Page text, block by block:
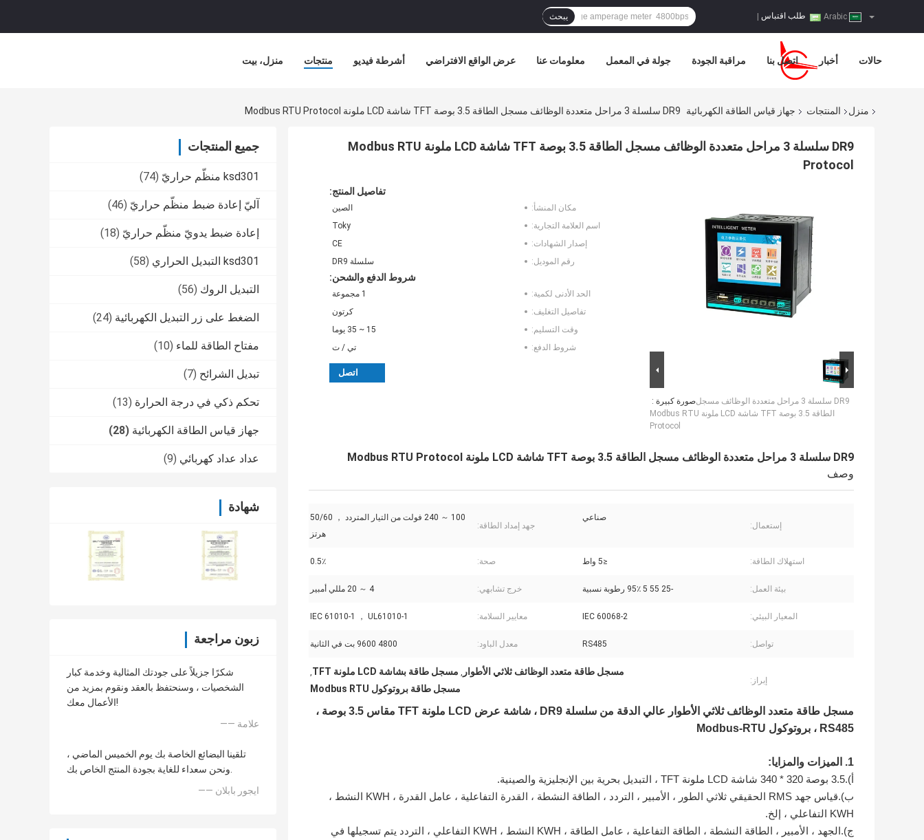
طلب اقتباس يبحث
منزل، بيت منتجات أشرطة فيديو عرض الواقع الافتراضي معلومات عنا جولة في المعمل مراقبة الجودة اتصل بنا أخبار حالات
منزل المنتجات جهاز قياس الطاقة الكهربائية DR9 سلسلة 3 مراحل متعددة الوظائف مسجل الطاقة 3.5 بوصة TFT شاشة LCD ملونة Modbus RTU Protocol
جميع المنتجات
ksd301 منظّم حراريّ (74)
آليّ إعادة ضبط منظّم حراريّ (46)
إعادة ضبط يدويّ منظّم حراريّ (18)
ksd301 التبديل الحراري (58)
التبديل الروك (56)
الضغط على زر التبديل الكهربائية (24)
مفتاح الطاقة للماء (10)
تبديل الشرائح (7)
تحكم ذكي في درجة الحرارة (13)
جهاز قياس الطاقة الكهربائية (28)
عداد عداد كهربائي (9)
شهادة
زبون مراجعة
شكرًا جزيلاً على جودتك المثالية وخدمة كبار
الشخصيات ، وسنحتفظ بالعقد ونقوم بمزيد من
الأعمال معك!
—— علامة
تلقينا البضائع الخاصة بك يوم الخميس الماضي ،
ونحن سعداء للغاية بجودة المنتج الخاص بك.
—— ايجور بابلان
DR9 سلسلة 3 مراحل متعددة الوظائف مسجل الطاقة 3.5 بوصة TFT شاشة LCD ملونة Modbus RTU
Protocol
صورة كبيرة :DR9 سلسلة 3 مراحل متعددة الوظائف مسجل
الطاقة 3.5 بوصة TFT شاشة LCD ملونة Modbus RTU
Protocol
تفاصيل المنتج:
مكان المنشأ:
الصين
اسم العلامة التجارية:
Toky
إصدار الشهادات:
CE
رقم الموديل:
سلسلة DR9
شروط الدفع والشحن:
الحد الأدنى لكمية:
1 مجموعة
تفاصيل التغليف:
كرتون
وقت التسليم:
15 ~ 35 يوما
شروط الدفع:
تي / ت
اتصل
DR9 سلسلة 3 مراحل متعددة الوظائف مسجل الطاقة 3.5 بوصة TFT شاشة LCD ملونة Modbus RTU Protocol
وصف
إستعمال:
صناعي
جهد إمداد الطاقة:
100 ～ 240 فولت من التيار المتردد ， 50/60
هرتز
استهلاك الطاقة: ≤5 واط صحة: 0.5٪
بيئة العمل: -25 55 5 95٪ رطوبة نسبية خرج تشابهي: 4 ～ 20 مللي أمبير
المعيار البيئي: IEC 60068-2 معايير السلامة: IEC 61010-1 ， UL61010-1
تواصل: RS485 معدل الباود: 4800 9600 بت في الثانية
إبراز:
مسجل طاقة متعدد الوظائف ثلاثي الأطوار , مسجل طاقة بشاشة LCD ملونة TFT ,
مسجل طاقة بروتوكول Modbus RTU
مسجل طاقة متعدد الوظائف ثلاثي الأطوار عالي الدقة من سلسلة DR9 ، شاشة عرض LCD ملونة TFT مقاس 3.5 بوصة ،
RS485 ، بروتوكول Modbus-RTU
1. الميزات والمزايا:
أ).3.5 بوصة 320 * 340 شاشة LCD ملونة TFT ، التبديل بحرية بين الإنجليزية والصينية.
ب).قياس جهد RMS الحقيقي ثلاثي الطور ، الأمبير ، التردد ، الطاقة النشطة ، القدرة التفاعلية ، عامل القدرة ، KWH النشط ،
KWH التفاعلي ، إلخ.
ج).الجهد ، الأمبير ، الطاقة النشطة ، الطاقة التفاعلية ، عامل الطاقة ، KWH النشط ، KWH التفاعلي ، التردد يتم تسجيلها في